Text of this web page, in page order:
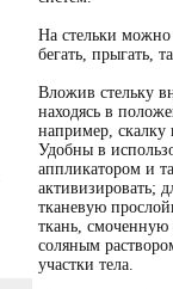
На стельки можно
бегать, прыгать,
Вложив стельку
находясь в
например, скалку
Удобны в
аппликатором и
активизировать;
тканевую
ткань, смоченную
соляным
участки тела.